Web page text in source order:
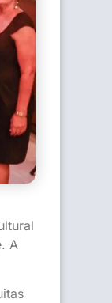
A